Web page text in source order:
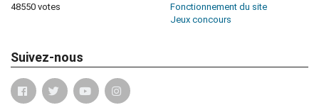
48550 votes
Fonctionnement du site
Jeux concours
Suivez-nous